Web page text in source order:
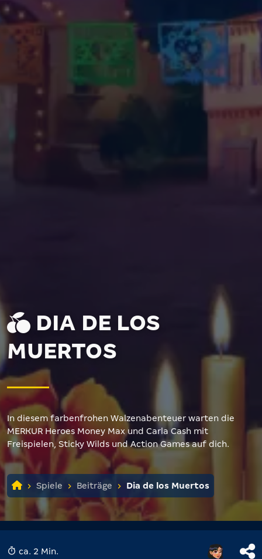
DIA DE LOS
MUERTOS
In diesem farbenfrohen Walzenabenteuer warten die
MERKUR Heroes Money Max und Carla Cash mit
Freispielen, Sticky Wilds und Action Games auf dich.
Spiele Beiträge Dia de los Muertos
ca. 2 Min.